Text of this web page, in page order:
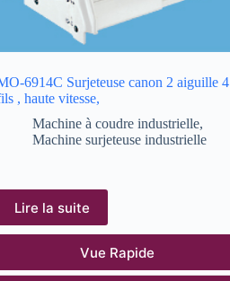
6914C Surjeteuse canon 2 aiguille 4
, haute vitesse,
Machine à coudre industrielle,
Machine surjeteuse industrielle
Lire la suite
Vue Rapide